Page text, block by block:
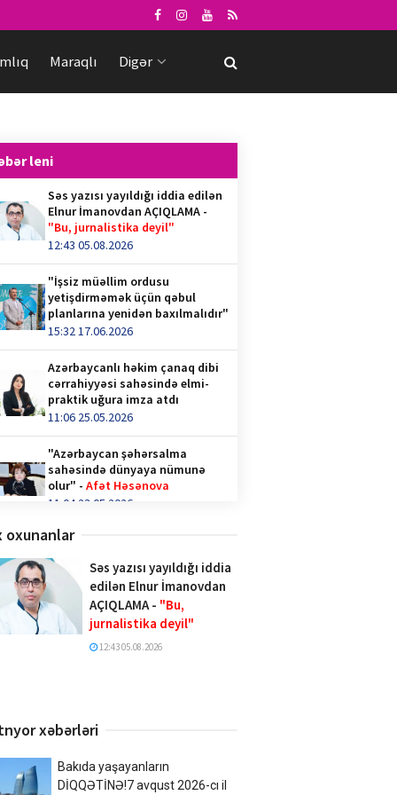
Maraqlı Digər
leni
Səs yazısı yayıldığı iddia edilən
Elnur İmanovdan AÇIQLAMA -
"Bu, jurnalistika deyil"
12:43 05.08.2026
"İşsiz müəllim ordusu
yetişdirməmək üçün qəbul
planlarına yenidən baxılmalıdır"
15:32 17.06.2026
Azərbaycanlı həkim çanaq dibi
cərrahiyyəsi sahəsində elmi-
praktik uğura imza atdı
11:06 25.05.2026
"Azərbaycan şəhərsalma
sahəsində dünyaya nümunə
olur" -Afət Həsənova
11:04 23.05.2026
Qəhvə içənlər diqqət —
hormonlar təhlükədə ola bilər!
video/
14:36 28.04.2026
Türk İnteqrasiya Olimpiadasına
Azərbaycandan 1000-ə yaxın
“Turan bilgəsi” mükafatına
17:02 08.04.2026
oxunanlar
Səs yazısı yayıldığı iddia
edilən Elnur İmanovdan
AÇIQLAMA - "Bu,
jurnalistika deyil"
12:43 05.08.2026
xəbərləri
Bakıda yaşayanların
DİQQƏTİNƏ!7 avqust 2026-cı il